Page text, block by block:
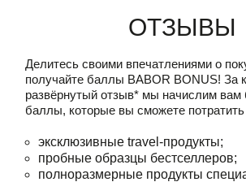
Отзывы
Делитесь своими впечатлениями о
получайте баллы BABOR BONUS! За
развёрнутый отзыв* мы начислим вам
баллы, которые вы сможете потратить
эксклюзивные travel-продукты;
пробные образцы бестселлеров;
полноразмерные продукты